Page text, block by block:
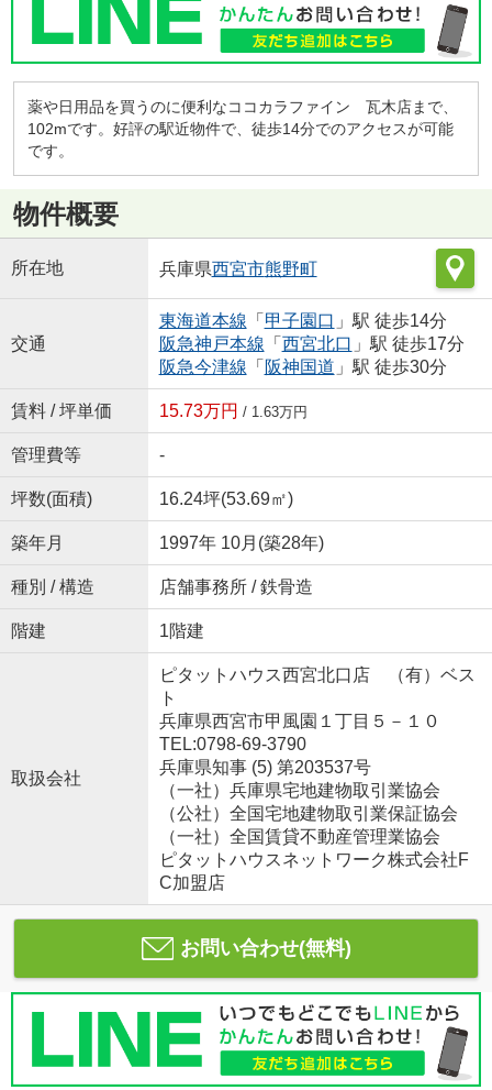
薬や日用品を買うのに便利なココカラファイン 瓦木店まで、
102mです。好評の駅近物件で、徒歩14分でのアクセスが可能
です。
物件概要
所在地 兵庫県西宮市熊野町
交通
東海道本線 「 甲子園口 」駅 徒歩14分
阪急神戸本線 「 西宮北口 」駅 徒歩17分
阪急今津線 「 阪神国道 」駅 徒歩30分
賃料 / 坪単価 15.73万円 / 1.63万円
管理費等 -
坪数(面積) 16.24坪(53.69㎡)
築年月 1997年 10月(築28年)
種別 / 構造 店舗事務所 / 鉄骨造
階建 1階建
取扱会社
ピタットハウス西宮北口店 （有）ベス
ト
兵庫県西宮市甲風園１丁目５－１０
TEL:0798-69-3790
兵庫県知事 (5) 第203537号
（一社）兵庫県宅地建物取引業協会
（公社）全国宅地建物取引業保証協会
（一社）全国賃貸不動産管理業協会
ピタットハウスネットワーク株式会社F
C加盟店
お問い合わせ(無料)